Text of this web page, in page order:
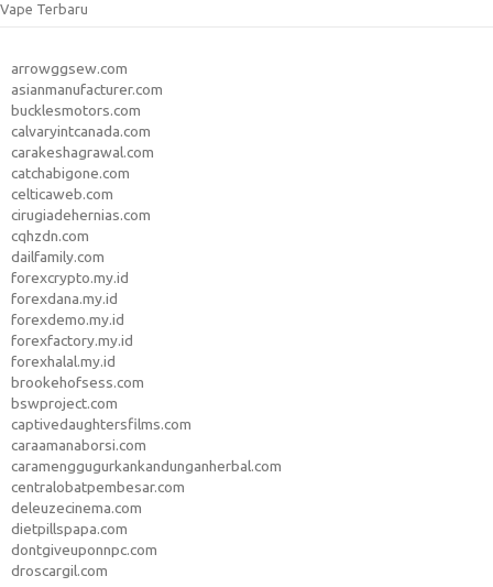
Vape Terbaru
arrowggsew.com
asianmanufacturer.com
bucklesmotors.com
calvaryintcanada.com
carakeshagrawal.com
catchabigone.com
celticaweb.com
cirugiadehernias.com
cqhzdn.com
dailfamily.com
forexcrypto.my.id
forexdana.my.id
forexdemo.my.id
forexfactory.my.id
forexhalal.my.id
brookehofsess.com
bswproject.com
captivedaughtersfilms.com
caraamanaborsi.com
caramenggugurkankandunganherbal.com
centralobatpembesar.com
deleuzecinema.com
dietpillspapa.com
dontgiveuponnpc.com
droscargil.com